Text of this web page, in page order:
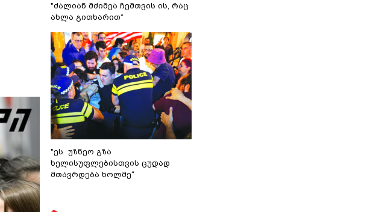
"ძალიან მძიმეა ჩემთვის ის, რაც
ახლა გითხარით“
"ეს უზნეო გზა
ხელისუფლებისთვის ცუდად
მთავრდება ხოლმე“